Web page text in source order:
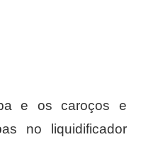
e os caroços e
no liquidificador